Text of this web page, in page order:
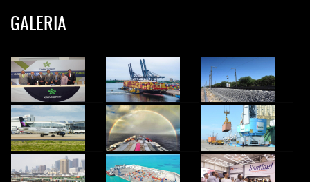
GALERIA